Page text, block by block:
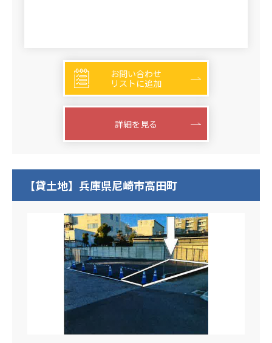
お問い合わせ
リストに追加
詳細を見る
【貸土地】兵庫県尼崎市高田町